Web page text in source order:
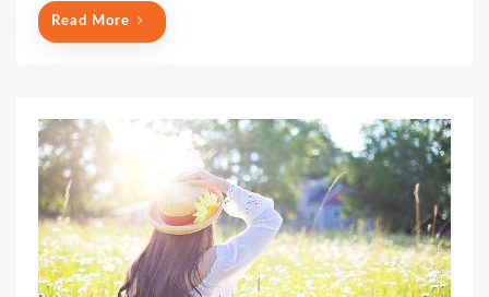
Read More